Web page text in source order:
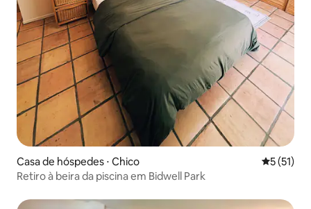
Casa de hóspedes ⋅ Chico 5 de uma
5 (51)
Retiro à beira da piscina em Bidwell Park